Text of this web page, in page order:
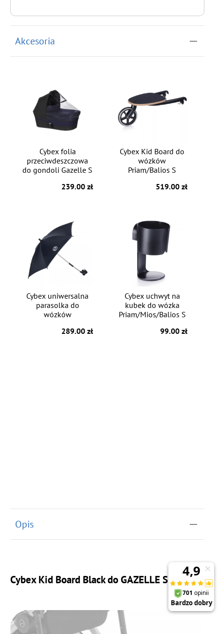
Akcesoria
Cybex folia
przeciwdeszczowa
do gondoli Gazelle S
239.00 zł
Cybex Kid Board do
wózków
Priam/Balios S
519.00 zł
Cybex uniwersalna
parasolka do
wózków
289.00 zł
Cybex uchwyt na
kubek do wózka
Priam/Mios/Balios S
99.00 zł
Opis
Cybex Kid Board Black do GAZELLE S